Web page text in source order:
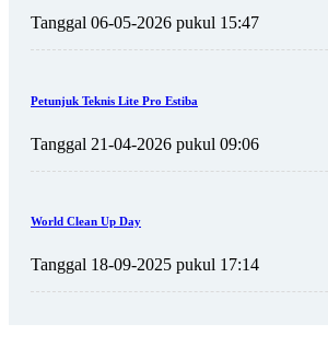
Tanggal 06-05-2026 pukul 15:47
Petunjuk Teknis Lite Pro Estiba
Tanggal 21-04-2026 pukul 09:06
World Clean Up Day
Tanggal 18-09-2025 pukul 17:14